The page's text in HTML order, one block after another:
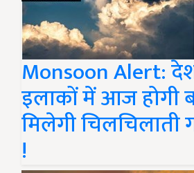
Monsoon Alert:
इलाकों में आज होगी
मिलेगी चिलचिलाती
!